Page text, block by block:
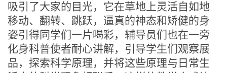
吸引了大家的目光，它在草地 上灵活自如地
移动、 翻转、 跳跃， 逼真的神态和矫健的身
姿引得同学们一片喝彩， 辅导员们也在一旁
化身科普使者耐心讲解，引导学生们观察展
品，探索科学原理，并将这些原理与日常生